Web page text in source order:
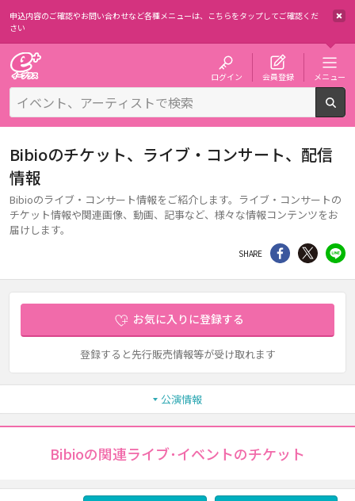
申込内容のご確認やお問い合わせなど各種メニューは、 こちらをタップしてご確認くだ
さい
ログイン 会員登録 メニュー
Bibioのチケット、ライブ・コンサート、配信
情報
Bibioのライブ・コンサート情報をご紹介します。ライブ・コンサートの
チケット情報や関連画像、動画、記事など、様々な情報コンテンツをお
届けします。
SHARE シェア Twitter
お気に入りに登録する
登録すると先行販売情報等が受け取れます
公演情報
Bibioの関連ライブ･イベントのチケット